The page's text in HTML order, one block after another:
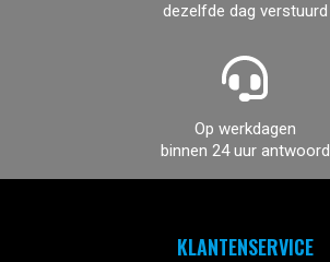
dezelfde dag verstuurd
Op werkdagen
binnen 24 uur antwoord
KLANTENSERVICE